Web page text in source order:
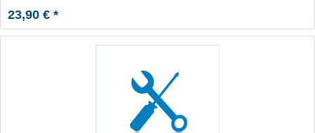
23,90 € *